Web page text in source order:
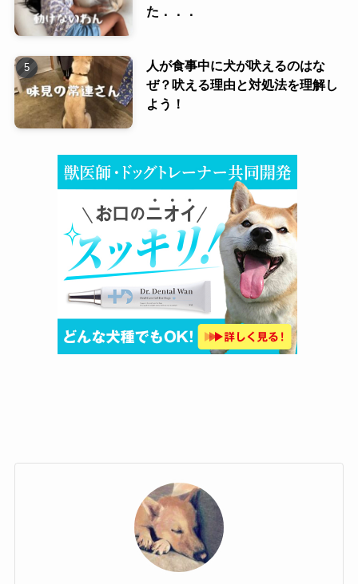
た．．．
人が食事中に犬が吠えるのはな
ぜ？吠える理由と対処法を理解し
よう！